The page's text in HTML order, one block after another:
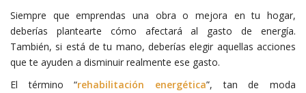
Siempre que emprendas una obra o mejora en tu hogar,
deberías plantearte cómo afectará al gasto de energía.
También, si está de tu mano, deberías elegir aquellas acciones
que te ayuden a disminuir realmente ese gasto.
El término “rehabilitación energética”, tan de moda